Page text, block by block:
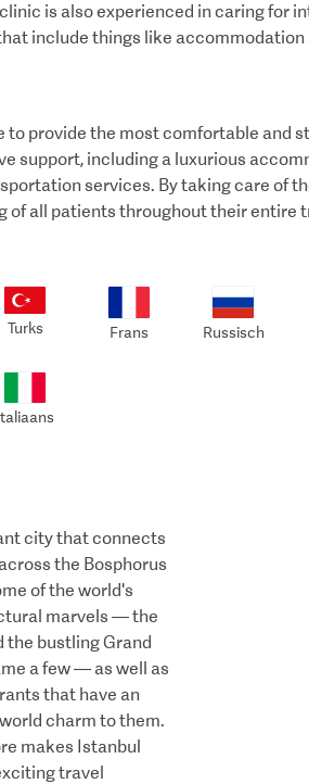
is also experienced in caring for
include things like
to provide the most comfortable and
support, including a luxurious
services. By taking care of
of all patients throughout their entire
Turks Frans Russisch
city that connects
the Bosphorus
of the world's
marvels — the
the bustling Grand
a few — as well as
that have an
charm to them.
makes Istanbul
travel